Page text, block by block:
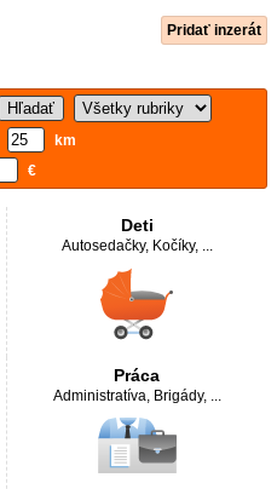
Pridať inzerát
km
€
Deti
Autosedačky, Kočíky, ...
Práca
Administratíva, Brigády, ...